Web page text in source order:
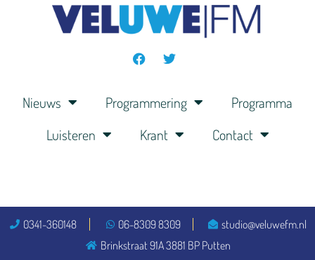
Nieuws Programmering
Programma
Luisteren
Krant Contact
0341-360148 06-8309 8309
studio@veluwefm.nl
Brinkstraat 91A 3881 BP Putten